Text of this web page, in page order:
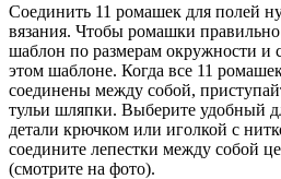
Соединить 11 ромашек для полей
вязания. Чтобы ромашки правильно
шаблон по размерам окружности и
этом шаблоне. Когда все 11
соединены между собой,
тульи шляпки. Выберите удобный
детали крючком или иголкой с
соедините лепестки между собой
(смотрите на фото).